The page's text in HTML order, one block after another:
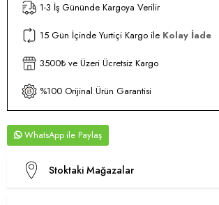
1-3 İş Gününde Kargoya Verilir
15 Gün İçinde Yurtiçi Kargo ile Kolay İade
3500₺ ve Üzeri Ücretsiz Kargo
%100 Orijinal Ürün Garantisi
WhatsApp
Stoktaki Mağazalar